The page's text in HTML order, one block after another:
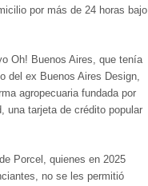
por más de 24 horas bajo
Oh! Buenos Aires, que tenía
del ex Buenos Aires Design,
agropecuaria fundada por
una tarjeta de crédito popular
Porcel, quienes en 2025
no se les permitió